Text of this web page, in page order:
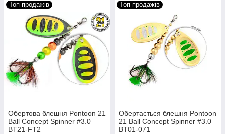
Топ продажів
Обертова блешня Pontoon 21
Ball Concept Spinner #3.0
BT21-FT2
Топ продажів
Обертається блешня Pontoon
21 Ball Concept Spinner #3.0
BT01-071